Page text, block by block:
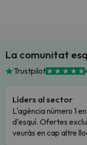
La comunitat
Trustpilot
Líders al sector
L'agència número 1
d'esquí. Ofertes
veuràs en cap altre